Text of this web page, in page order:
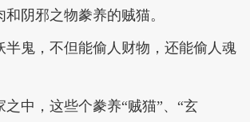
阴邪之物豢养的贼猫。
半鬼，不但能偷人财物，还能偷人魂
之中，这些个豢养“贼猫”、“玄